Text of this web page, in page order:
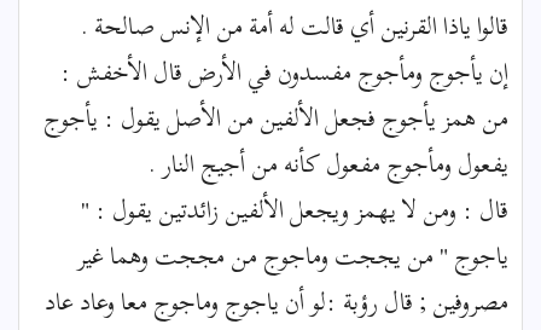
قالوا ياذا القرنين أي قالت له أمة من الإنس صالحة .
إن يأجوج ومأجوج مفسدون في الأرض قال الأخفش :
من همز يأجوج فجعل الألفين من الأصل يقول : يأجوج
يفعول ومأجوج مفعول كأنه من أجيج النار .
قال : ومن لا يهمز ويجعل الألفين زائدتين يقول : "
ياجوج " من يججت وماجوج من مججت وهما غير
مصروفين ; قال رؤبة :لو أن ياجوج وماجوج معا وعاد عاد